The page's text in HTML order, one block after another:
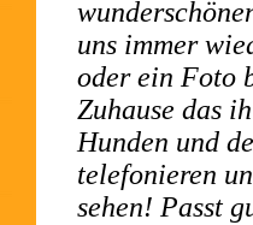
uns immer
oder ein Foto
Zuhause das
Hunden und
telefonieren
sehen! Passt